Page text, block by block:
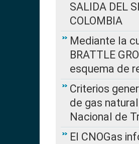
SALIDA DEL
COLOMBIA
Mediante la
BRATTLE
esquema de
Criterios
de gas
Nacional de
El CNOGas